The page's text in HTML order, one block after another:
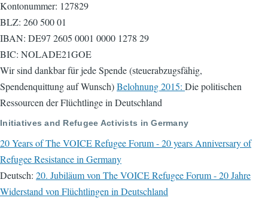
Kontonummer: 127829
BLZ: 260 500 01
IBAN: DE97 2605 0001 0000 1278 29
BIC: NOLADE21GOE
Wir sind dankbar für jede Spende (steuerabzugsfähig,
Spendenquittung auf Wunsch)Belohnung 2015: Die politischen
Ressourcen der Flüchtlinge in Deutschland
Initiatives and Refugee Activists in Germany
20 Years of The VOICE Refugee Forum - 20 years Anniversary of
Refugee Resistance in Germany
Deutsch: 20. Jubiläum von The VOICE Refugee Forum - 20 Jahre
Widerstand von Flüchtlingen in Deutschland